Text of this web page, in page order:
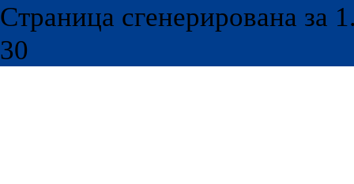
Страница сгенерирована за
30